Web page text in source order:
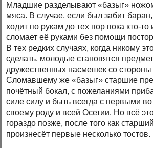
Младшие разделывают «базыг»
мяса. В случае, если был забит
ходит по рукам до тех пор пока кто-
сломает её руками без помощи
В тех редких случаях, когда никому
сделать, молодые становятся
дружественных насмешек со
Сломавшему же «базыг» старшие
почётный бокал, с пожеланиями
силе силу и быть всегда с первыми
своему роду и всей Осетии. Но всё
гораздо позже, после того как
произнесёт первые несколько тостов.